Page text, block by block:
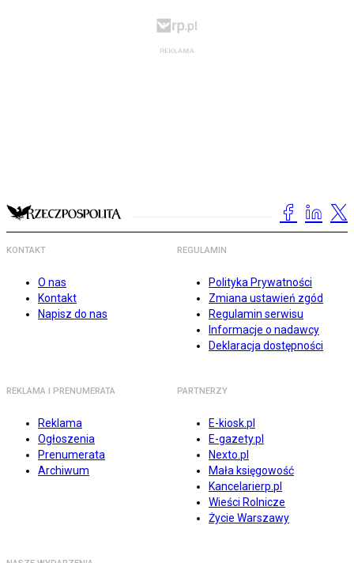
KONTAKT
O nas
Kontakt
Napisz do nas
REGULAMIN
Polityka Prywatności
Zmiana ustawień zgód
Regulamin serwisu
Informacje o nadawcy
Deklaracja dostępności
REKLAMA I PRENUMERATA
Reklama
Ogłoszenia
Prenumerata
Archiwum
PARTNERZY
E-kiosk.pl
E-gazety.pl
Nexto.pl
Mała księgowość
Kancelarierp.pl
Wieści Rolnicze
Życie Warszawy